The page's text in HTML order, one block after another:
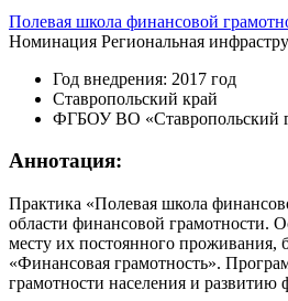
Полевая школа финансовой
Номинация Региональная
Год внедрения: 2017 год
Ставропольский край
ФГБОУ ВО «Ставропольский
Аннотация:
Практика «Полевая школа
области финансовой грамотности.
месту их постоянного проживания,
«Финансовая грамотность».
грамотности населения и развитию